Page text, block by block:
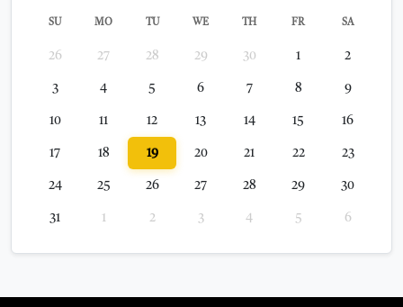
SU MO TU WE TH FR SA
26 27 28 29 30 1 2
3 4 5 6 7 8 9
10 11 12 13 14 15 16
17 18 19 20 21 22 23
24 25 26 27 28 29 30
31 1 2 3 4 5 6